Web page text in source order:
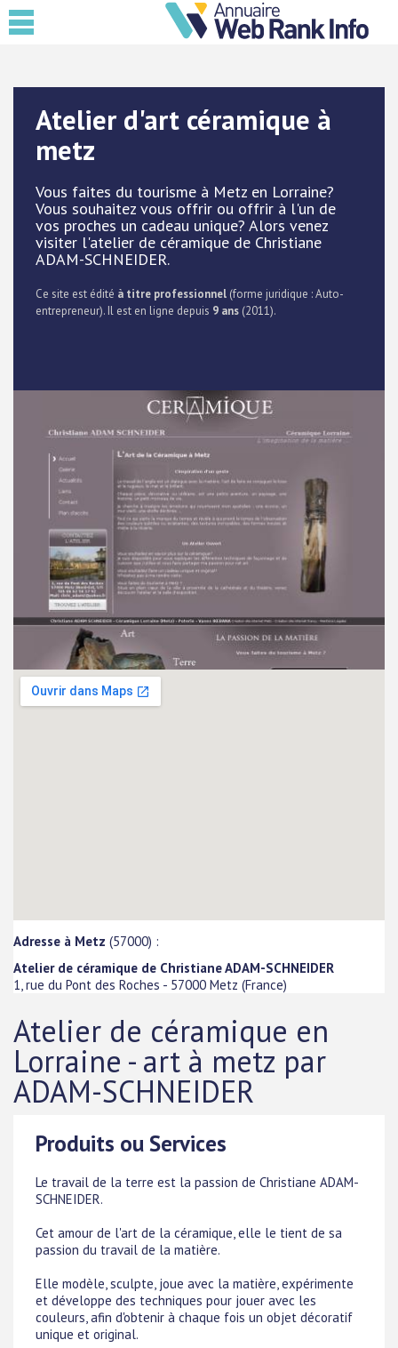
Atelier d'art céramique à
metz
Vous faites du tourisme à Metz en Lorraine?
Vous souhaitez vous offrir ou offrir à l'un de
vos proches un cadeau unique? Alors venez
visiter l'atelier de céramique de Christiane
ADAM-SCHNEIDER.
Ce site est édité à titre professionnel (forme juridique : Auto-
entrepreneur). Il est en ligne depuis 9 ans (2011).
Adresse à Metz (57000) :
Atelier de céramique de Christiane ADAM-SCHNEIDER
1, rue du Pont des Roches - 57000 Metz (France)
Atelier de céramique en
Lorraine - art à metz par
ADAM-SCHNEIDER
Produits ou Services
Le travail de la terre est la passion de Christiane ADAM-
SCHNEIDER.
Cet amour de l'art de la céramique, elle le tient de sa
passion du travail de la matière.
Elle modèle, sculpte, joue avec la matière, expérimente
et développe des techniques pour jouer avec les
couleurs, afin d'obtenir à chaque fois un objet décoratif
unique et original.